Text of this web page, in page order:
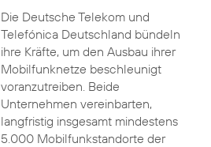
Die Deutsche Telekom und
Telefónica Deutschland bündeln
ihre Kräfte, um den Ausbau ihrer
Mobilfunknetze beschleunigt
voranzutreiben. Beide
Unternehmen vereinbarten,
langfristig insgesamt mindestens
5.000 Mobilfunkstandorte der